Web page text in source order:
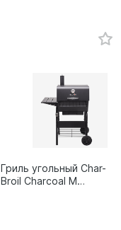
Гриль угольный Char-
Broil Charcoal M